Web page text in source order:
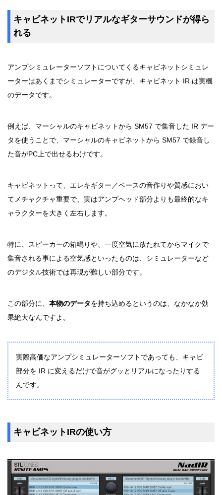
キャビネットIRでリアルなギターサウンドが得ら
れる
アンプシミュレーターソフトについてくるキャビネットシミュレ
ーターはあくまでシミュレーターですが、キャビネット IR は実機
のデータです。
例えば、マーシャルのキャビネットから SM57 で集音した IR デー
タを使うことで、マーシャルのキャビネットから SM57 で録音し
た音がPC上で出せるわけです。
キャビネットって、エレキギター／ベースの音作りや質感におい
てメチャクチャ重要で、実はアンプヘッド部分よりも最終的なキ
ャラクターを大きく左右します。
特に、スピーカーの箱鳴りや、一度空気に放たれてからマイクで
集音される事による空気感といったものは、シミュレーターなど
のデジタル技術では再現が難しい部分です。
この部分に、 本物のデータを持ち込めるというのは、なかなか効
果絶大なんですよ。
実際高価なアンプシミュレーターソフトであっても、キャビ
部分を IR に変えるだけで音がグッとリアルになったりする
んです。
キャビネットIRの使い方